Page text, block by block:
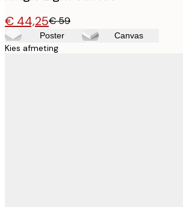
€ 44,25€ 59
Poster Canvas
Kies afmeting